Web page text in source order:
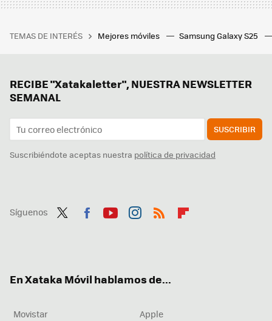
TEMAS DE INTERÉS Mejores móviles Samsung Galaxy S25
RECIBE "Xatakaletter", NUESTRA NEWSLETTER
SEMANAL
SUSCRIBIR
Suscribiéndote aceptas nuestra política de privacidad
Síguenos
En Xataka Móvil hablamos de...
Movistar
Apple